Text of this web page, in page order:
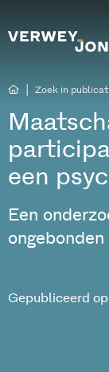
Zoek in
een
Een
Gepubliceerd